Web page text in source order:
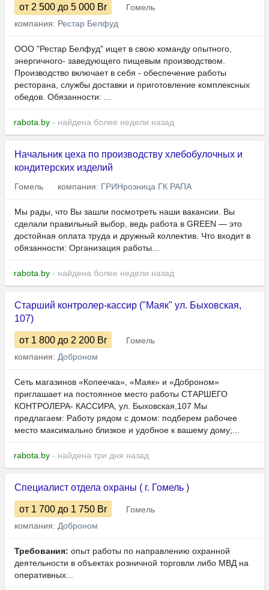
от 2 500 до 5 000 Br
Гомель
компания: Рестар Белфуд
ООО "Рестар Белфуд" ищет в свою команду опытного,
энергичного- заведующего пищевым производством.
Производство включает в себя - обеспечение работы
ресторана, службы доставки и приготовление комплексных
обедов. Обязанности: ...
rabota.by - найдена более недели назад
Начальник цеха по производству хлебобулочных и
кондитерских изделий
Гомель компания: ГРИНрозница ГК РАПА
Мы рады, что Вы зашли посмотреть наши вакансии. Вы
сделали правильный выбор, ведь работа в GREEN — это
достойная оплата труда и дружный коллектив. Что входит в
обязанности: Организация работы...
rabota.by - найдена более недели назад
Старший контролер-кассир ("Маяк" ул. Быховская,
107)
от 1 800 до 2 200 Br
Гомель
компания: Доброном
Сеть магазинов «Копеечка», «Маяк» и «Доброном»
приглашает на постоянное место работы СТАРШЕГО
КОНТРОЛЕРА- КАССИРА, ул. Быховская,107 Мы
предлагаем: Работу рядом с домом: подберем рабочее
место максимально близкое и удобное к вашему дому;...
rabota.by - найдена три дня назад
Специалист отдела охраны ( г. Гомель )
от 1 700 до 1 750 Br
Гомель
компания: Доброном
Требования: опыт работы по направлению охранной
деятельности в объектах розничной торговли либо МВД на
оперативных...